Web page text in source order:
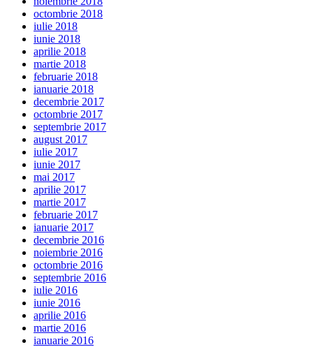
octombrie 2018
iulie 2018
iunie 2018
aprilie 2018
martie 2018
februarie 2018
ianuarie 2018
decembrie 2017
octombrie 2017
septembrie 2017
august 2017
iulie 2017
iunie 2017
mai 2017
aprilie 2017
martie 2017
februarie 2017
ianuarie 2017
decembrie 2016
noiembrie 2016
octombrie 2016
septembrie 2016
iulie 2016
iunie 2016
aprilie 2016
martie 2016
ianuarie 2016